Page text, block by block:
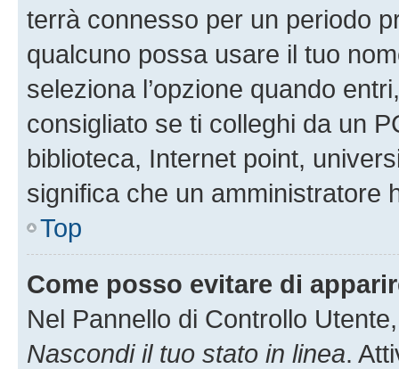
terrà connesso per un periodo
qualcuno possa usare il tuo
seleziona l’opzione quando
consigliato se ti colleghi da un
biblioteca, Internet point,
significa che un amministratore
Top
Come posso evitare di
Nel Pannello di Controllo
Nascondi il tuo stato in linea.